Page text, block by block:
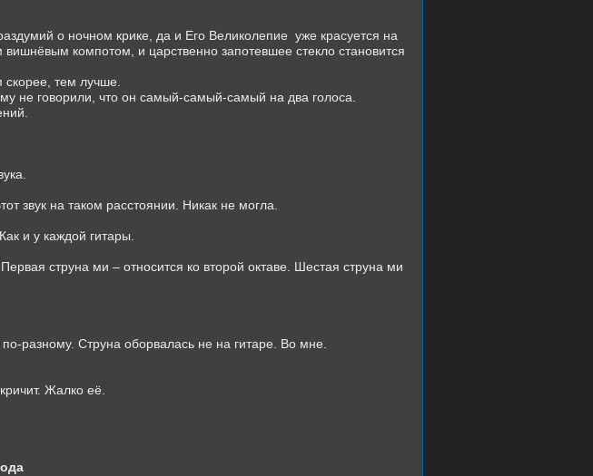
о ночном крике, да и Его Великолепие уже красуется на
компотом, и царственно запотевшее стекло становится
скорее, тем лучше.
не говорили, что он самый-самый-самый на два голоса.
звук на таком расстоянии. Никак не могла.
и у каждой гитары.
струна ми – относится ко второй октаве. Шестая струна ми
разному. Струна оборвалась не на гитаре. Во мне.
кричит. Жалко её.